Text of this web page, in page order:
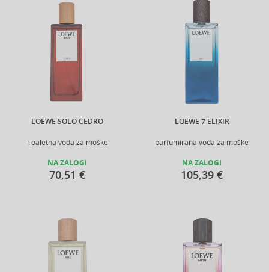
LOEWE SOLO CEDRO
Toaletna voda za moške
NA ZALOGI
70,51 €
LOEWE 7 ELIXIR
parfumirana voda za moške
NA ZALOGI
105,39 €